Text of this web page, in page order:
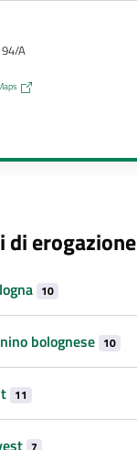
A
erogazione
10
bolognese 10
11